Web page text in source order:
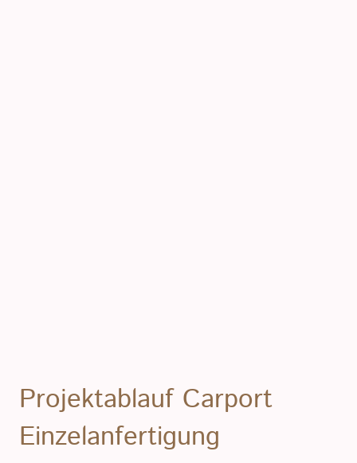
Projektablauf Carport
Einzelanfertigung